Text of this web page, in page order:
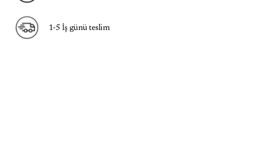
1-5 İş günü teslim